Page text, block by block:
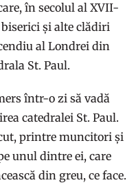
în secolul al XVII-
și alte clădiri
al Londrei din
St. Paul.
într-o zi să vadă
catedralei St. Paul.
printre muncitori și
unul dintre ei, care
din greu, ce face.